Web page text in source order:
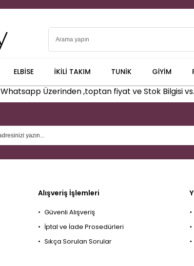
ELBİSE İKİLİ TAKIM TUNİK GİYİM
Whatsapp Üzerinden ,toptan fiyat ve Stok Bilgisi
Alışveriş İşlemleri
Güvenli Alışveriş
İptal ve İade Prosedürleri
Sıkça Sorulan Sorular